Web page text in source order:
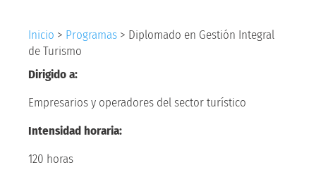
Inicio > Programas > Diplomado en Gestión Integral
de Turismo
Dirigido a:
Empresarios y operadores del sector turístico
Intensidad horaria:
120 horas